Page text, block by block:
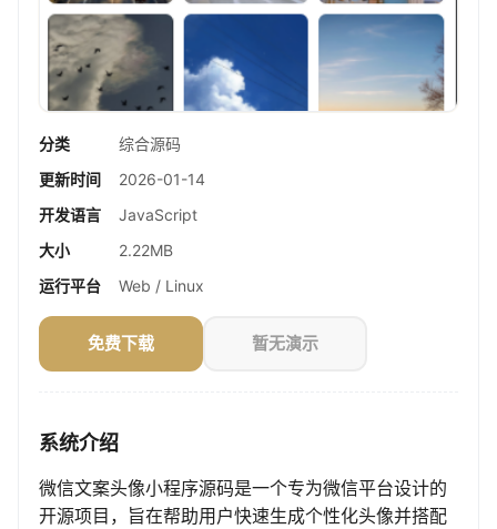
分类
综合源码
更新时间
2026-01-14
开发语言
JavaScript
大小
2.22MB
运行平台
Web / Linux
免费下载 暂无演示
系统介绍
微信文案头像小程序源码是一个专为微信平台设计的
开源项目，旨在帮助用户快速生成个性化头像并搭配